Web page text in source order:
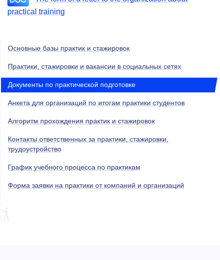
practical training
Основные базы практик и стажировок
Практики, стажировки и вакансии в социальных сетях
Документы по практической подготовке
Анкета для организаций по итогам практики студентов
Алгоритм прохождения практик и стажировок
Контакты ответственных за практики, стажировки,
трудоустройство
График учебного процесса по практикам
Форма заявки на практики от компаний и организаций